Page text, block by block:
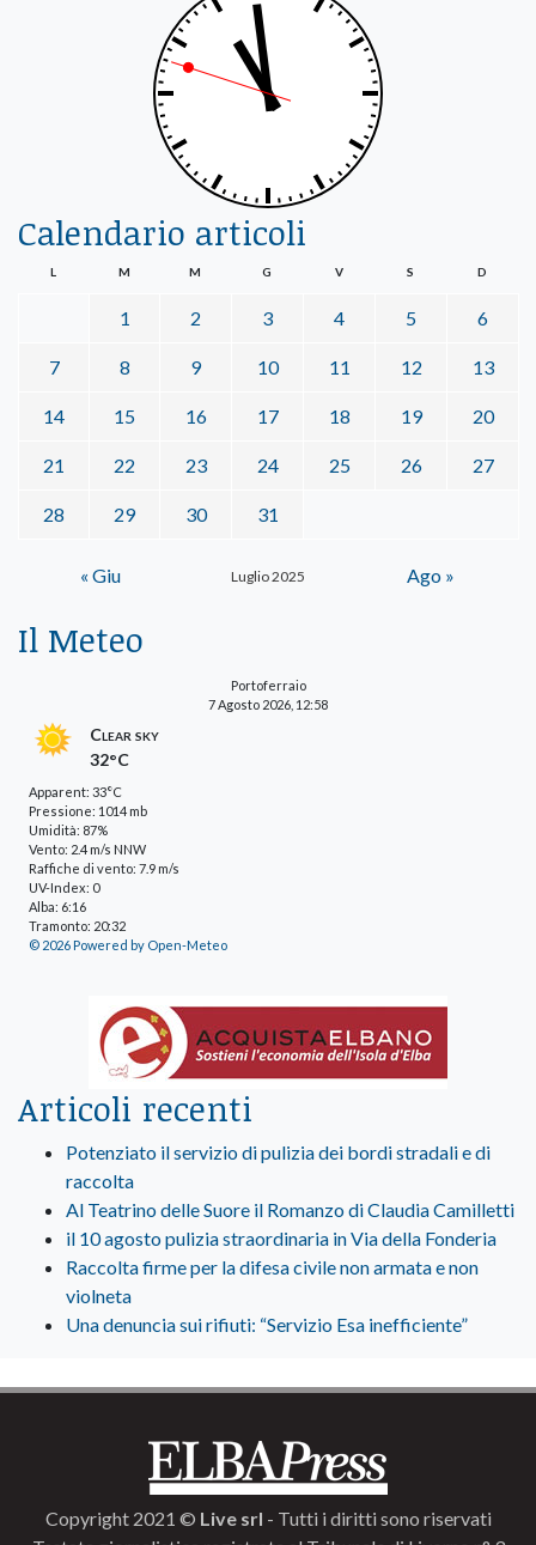
Calendario articoli
Luglio 2025
L M M G V S D
1 2 3 4 5 6
7 8 9 10 11 12 13
14 15 16 17 18 19 20
21 22 23 24 25 26 27
28 29 30 31
« Giu Ago »
Il Meteo
Portoferraio
7 Agosto 2026, 12:58
Clear sky
32°C
Apparent: 33°C
Pressione: 1014 mb
Umidità: 87%
Vento: 2.4 m/s NNW
Raffiche di vento: 7.9 m/s
UV-Index: 0
Alba: 6:16
Tramonto: 20:32
© 2026 Powered by Open-Meteo
Articoli recenti
Potenziato il servizio di pulizia dei bordi stradali e di
raccolta
Al Teatrino delle Suore il Romanzo di Claudia Camilletti
il 10 agosto pulizia straordinaria in Via della Fonderia
Raccolta firme per la difesa civile non armata e non
violneta
Una denuncia sui rifiuti: “Servizio Esa inefficiente”
Copyright 2021 © Live srl - Tutti i diritti sono riservati